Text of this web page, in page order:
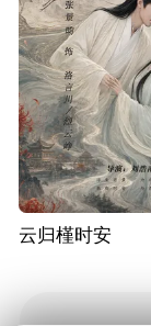
云归槿时安